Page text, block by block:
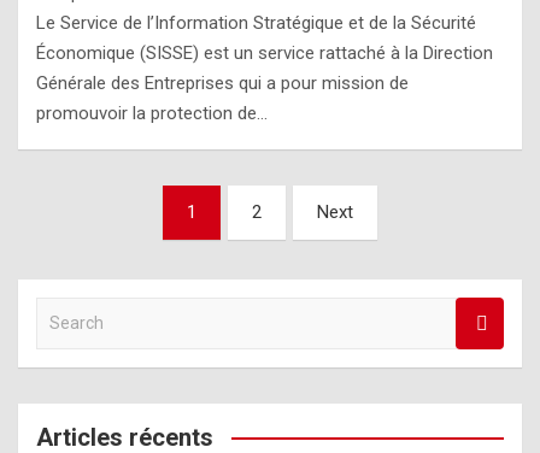
Le Service de l’Information Stratégique et de la Sécurité
Économique (SISSE) est un service rattaché à la Direction
Générale des Entreprises qui a pour mission de
promouvoir la protection de…
publications
1 2 Next
a
r
c
Articles récents